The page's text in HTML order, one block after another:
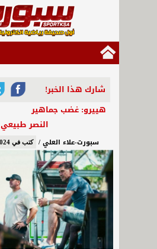
شارك هذا الخبر!
هييرو: غضب جماهير
النصر طبيعي
سبورت-علاء العلي / كتب في 02/08/2024 - 1:38 م